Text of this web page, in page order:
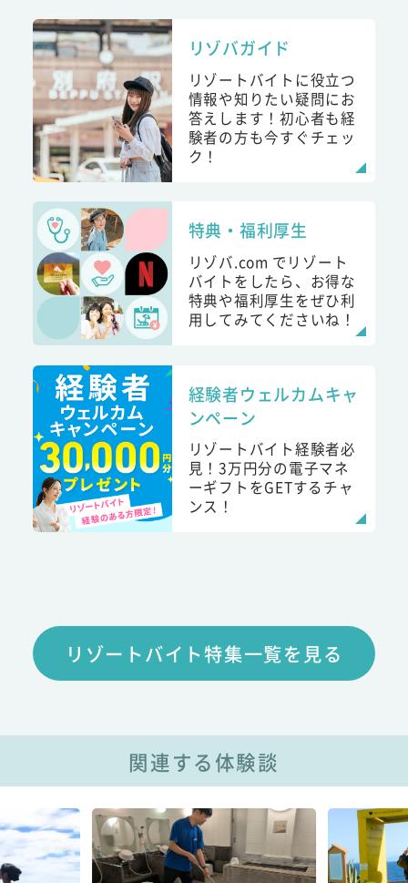
リゾバガイド
リゾートバイトに役立つ
情報や知りたい疑問にお
答えします！初心者も経
験者の方も今すぐチェッ
ク！
特典・福利厚生
リゾバ.com でリゾート
バイトをしたら、お得な
特典や福利厚生をぜひ利
用してみてくださいね！
経験者ウェルカムキャ
ンペーン
リゾートバイト経験者必
見！3万円分の電子マネ
ーギフトをGETするチャ
ンス！
リゾートバイト特集一覧を見る
関連する体験談